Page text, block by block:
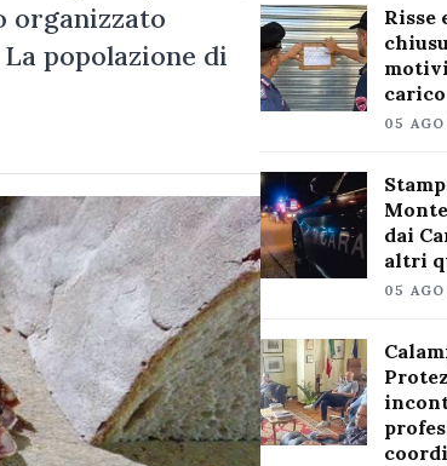
organizzato
popolazione di
Risse
05
dai
altri
05